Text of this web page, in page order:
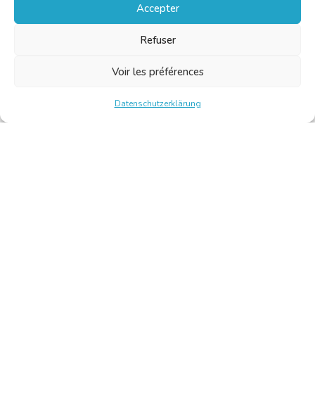
Accepter
Refuser
Voir les préférences
Datenschutzerklärung